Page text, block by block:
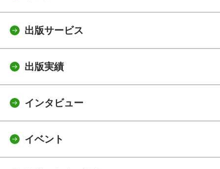
出版サービス
出版実績
インタビュー
イベント